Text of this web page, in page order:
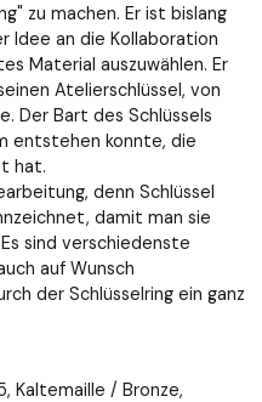
zu machen. Er ist bislang
Idee an die Kollaboration
Material auszuwählen. Er
Atelierschlüssel, von
Der Bart des Schlüssels
entstehen konnte, die
hat.
denn Schlüssel
damit man sie
sind verschiedenste
auf Wunsch
der Schlüsselring ein ganz
Kaltemaille / Bronze,